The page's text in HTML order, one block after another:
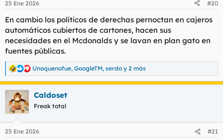
e
:
25 Ene 2026 #20
En cambio los políticos de derechas pernoctan en cajeros
automáticos cubiertos de cartones, hacen sus
necesidades en el Mcdonalds y se lavan en plan gato en
fuentes públicas.
R
e
a
c
i
e
Unoquenofue, GoogleTM, serdo y 2 más
Caldoset
Freak total
25 Ene 2026 #21